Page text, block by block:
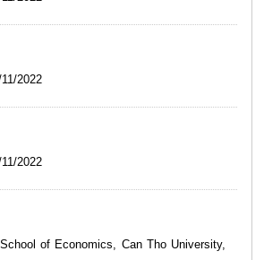
2022
2022
of Economics, Can Tho University,